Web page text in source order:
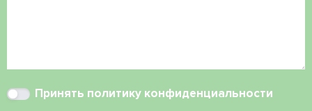
Принять политику конфиденциальности